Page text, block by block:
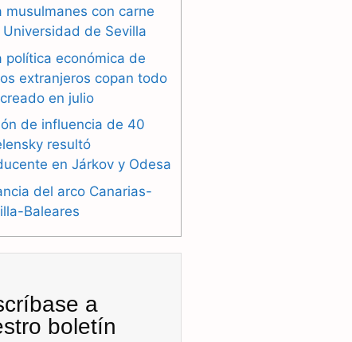
g
r
a
m
s
A
p
p
musulmanes con carne
de Sevilla
política económica de
extranjeros copan todo
en julio
de influencia de 40
resultó
en Járkov y Odesa
del arco Canarias-
Baleares
a
boletín